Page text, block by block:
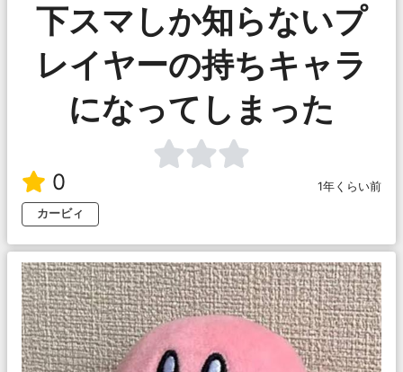
下スマしか知らないプ
レイヤーの持ちキャラ
になってしまった
0
1年くらい前
カービィ